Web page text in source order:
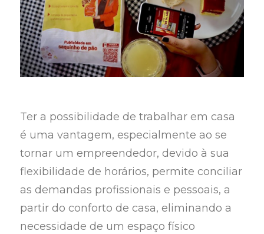
Ter a possibilidade de trabalhar em casa
é uma vantagem, especialmente ao se
tornar um empreendedor, devido à sua
flexibilidade de horários, permite conciliar
as demandas profissionais e pessoais, a
partir do conforto de casa, eliminando a
necessidade de um espaço físico